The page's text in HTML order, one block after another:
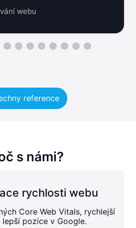
webu
reference
s námi?
rychlosti webu
Core Web Vitals, rychlejší
pozice v Google.